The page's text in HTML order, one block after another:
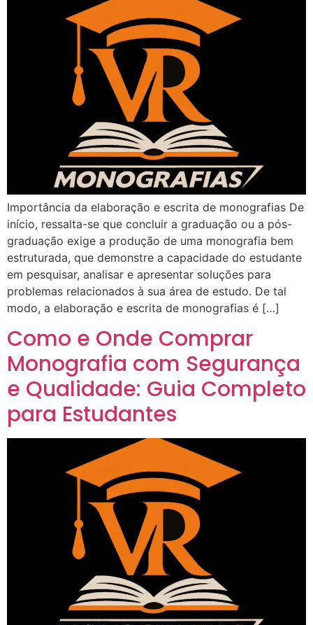
Importância da elaboração e escrita de monografias De
início, ressalta-se que concluir a graduação ou a pós-
graduação exige a produção de uma monografia bem
estruturada, que demonstre a capacidade do estudante
em pesquisar, analisar e apresentar soluções para
problemas relacionados à sua área de estudo. De tal
modo, a elaboração e escrita de monografias é […]
Como e Onde Comprar
Monografia com Segurança
e Qualidade: Guia Completo
para Estudantes